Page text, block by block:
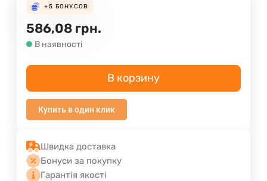
+5 БОНУСОВ
586,08 грн.
В наявності
В корзину
Купить в один клик
Швидка доставка
Бонуси за покупку
Гарантія якості